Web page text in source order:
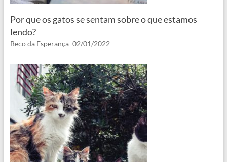
Por que os gatos se sentam sobre o que estamos
lendo?
Beco da Esperança 02/01/2022